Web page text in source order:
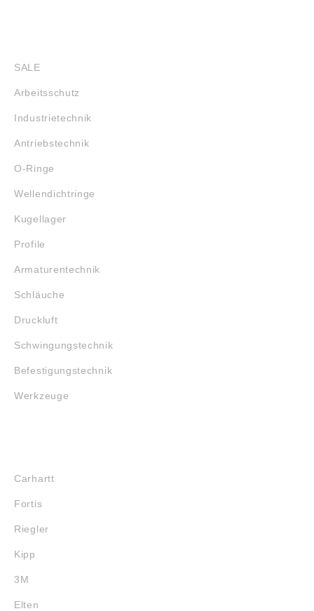
SALE
Arbeitsschutz
Industrietechnik
Antriebstechnik
O-Ringe
Wellendichtringe
Kugellager
Profile
Armaturentechnik
Schläuche
Druckluft
Schwingungstechnik
Befestigungstechnik
Werkzeuge
Carhartt
Fortis
Riegler
Kipp
3M
Elten